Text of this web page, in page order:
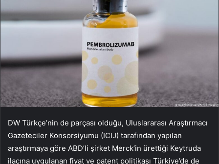
DW Türkçe’nin de parçası olduğu, Uluslararası Araştırmacı
Gazeteciler Konsorsiyumu (ICIJ) tarafından yapılan
araştırmaya göre ABD’li şirket Merck’in ürettiği Keytruda
ilacına uygulanan fiyat ve patent politikası Türkiye’de de